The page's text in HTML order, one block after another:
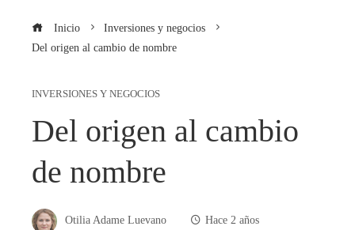
Inicio
Inversiones y negocios
Del origen al cambio de nombre
INVERSIONES Y NEGOCIOS
Del origen al cambio
de nombre
Otilia Adame Luevano Hace 2 años